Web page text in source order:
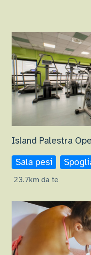
Island Palestra
Sala pesi
23.7km da te